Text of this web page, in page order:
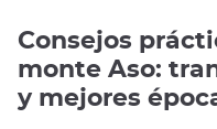
Consejos
monte Aso:
y mejores